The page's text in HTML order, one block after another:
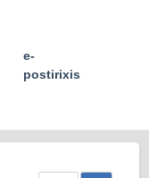
e-
postirixis